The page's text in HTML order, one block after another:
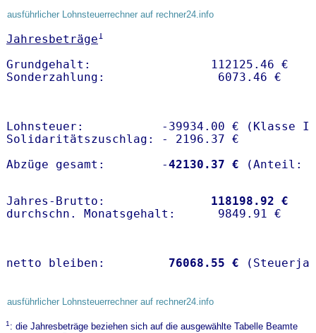
ausführlicher Lohnsteuerrechner auf rechner24.info
Jahresbeträge1
Grundgehalt:                 112125.46 €
Lohnsteuer:           -39934.00 € (Klasse I)
Solidaritätszuschlag: - 2196.37 €
Abzüge gesamt:        -42130.37 €
Jahres-Brutto: 118198.92 €
netto bleiben: 76068.55 €
ausführlicher Lohnsteuerrechner auf rechner24.info
1: die Jahresbeträge beziehen sich auf die ausgewählte Tabelle Beamte